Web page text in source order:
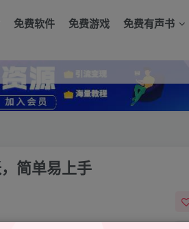
免费软件 免费游戏 免费有声书
简单易上手